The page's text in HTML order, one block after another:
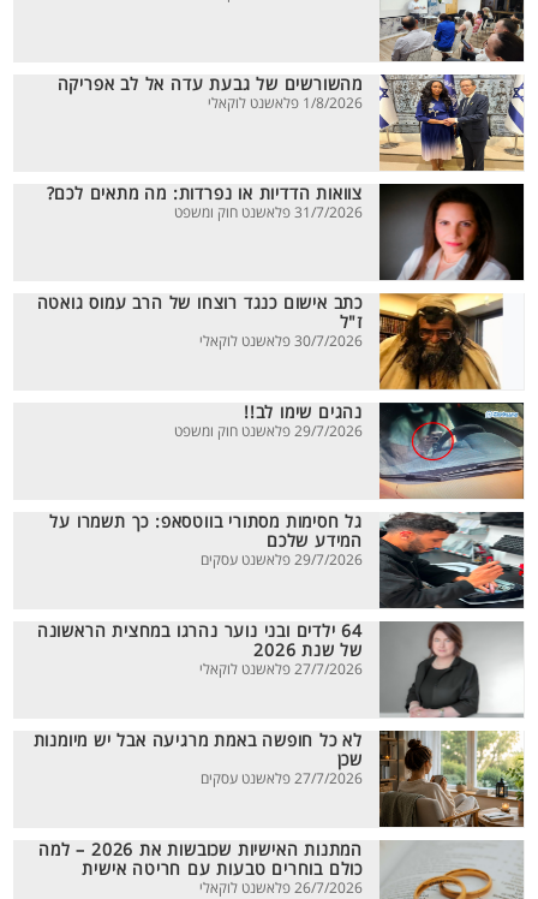
מהשורשים של גבעת עדה אל לב אפריקה
1/8/2026 פלאשנט לוקאלי
צוואות הדדיות או נפרדות: מה מתאים לכם?
31/7/2026 פלאשנט חוק ומשפט
כתב אישום כנגד רוצחו של הרב עמוס גואטה
ז"ל
30/7/2026 פלאשנט לוקאלי
נהגים שימו לב!!
29/7/2026 פלאשנט חוק ומשפט
גל חסימות מסתורי בווטסאפ: כך תשמרו על
המידע שלכם
29/7/2026 פלאשנט עסקים
64 ילדים ובני נוער נהרגו במחצית הראשונה
של שנת 2026
27/7/2026 פלאשנט לוקאלי
לא כל חופשה באמת מרגיעה אבל יש מיומנות
שכן
27/7/2026 פלאשנט עסקים
המתנות האישיות שכובשות את 2026 – למה
כולם בוחרים טבעות עם חריטה אישית
26/7/2026 פלאשנט לוקאלי